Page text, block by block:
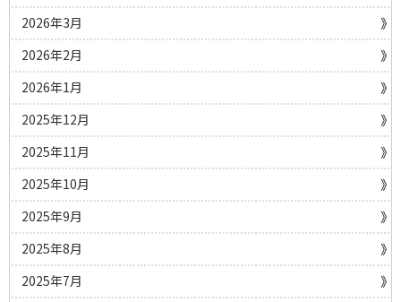
2026年3月
2026年2月
2026年1月
2025年12月
2025年11月
2025年10月
2025年9月
2025年8月
2025年7月